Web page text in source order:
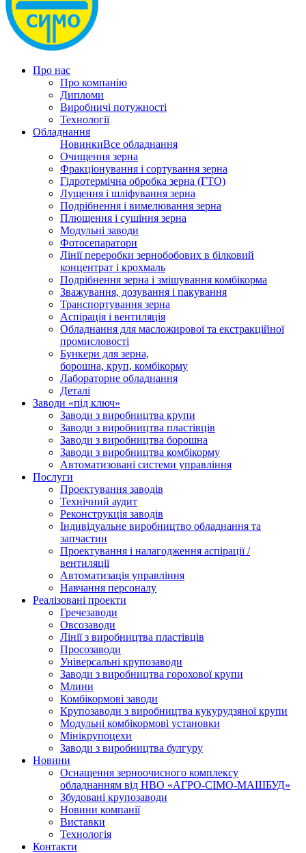
Про нас
Про компанію
Дипломи
Виробничі потужності
Технології
Обладнання
НовинкиВсе обладнання
Очищення зерна
Фракціонування і сортування зерна
Гідротермічна обробка зерна (ГТО)
Лущення і шліфування зерна
Подрібнення і вимелювання зерна
Плющення і сушіння зерна
Модульні заводи
Фотосепаратори
Лінії переробки зернобобових в білковий
концентрат і крохмаль
Подрібнення зерна і змішування комбікорма
Зважування, дозування і пакування
Транспортування зерна
Аспірація і вентиляція
Обладнання для масложирової та екстракційної
промисловості
Бункери для зерна,
борошна, круп, комбікорму
Лабораторне обладнання
Деталі
Заводи «під ключ»
Заводи з виробництва крупи
Заводи з виробництва пластівців
Заводи з виробництва борошна
Заводи з виробництва комбікорму
Автоматизовані системи управління
Послуги
Проектування заводів
Технічний аудит
Реконструкція заводів
Індивідуальне виробництво обладнання та
запчастин
Проектування і налагодження аспірації /
вентиляції
Автоматизація управління
Навчання персоналу
Реалізовані проекти
Гречезаводи
Овсозаводи
Лінії з виробництва пластівців
Просозаводи
Універсальні крупозаводи
Заводи з виробництва горохової крупи
Млини
Комбікормові заводи
Крупозаводи з виробництва кукурудзяної крупи
Модульні комбікормові установки
Мінікрупоцехи
Заводи з виробництва булгуру
Новини
Оснащення зерноочисного комплексу
обладнанням від НВО «АГРО-СІМО-МАШБУД»
Збудовані крупозаводи
Новини компанії
Виставки
Технологія
Контакти